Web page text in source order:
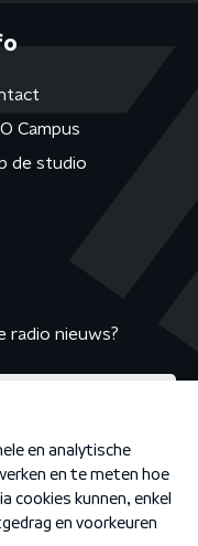
Campus
de studio
radio nieuws?